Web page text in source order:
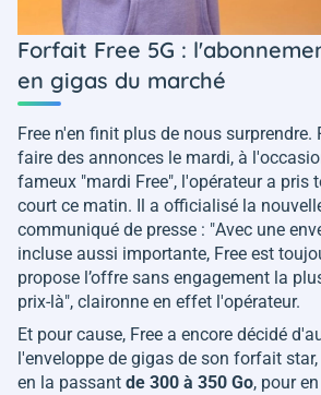
Forfait Free 5G :
en gigas du marché
Free n'en finit plus de nous
faire des annonces le mardi, à
fameux "mardi Free", l'opérateur a pris
court ce matin. Il a officialisé la
communiqué de presse : "Avec une
incluse aussi importante, Free est
propose l’offre sans engagement la
prix-là", claironne en effet l'opérateur.
Et pour cause, Free a encore décidé
l'enveloppe de gigas de son forfait
en la passant de 300 à 350 Go, pour